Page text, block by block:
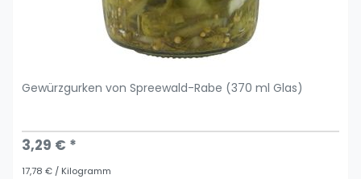
Gewürzgurken von Spreewald-Rabe (370 ml Glas)
3,29 € *
17,78 € / Kilogramm